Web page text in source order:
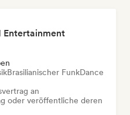
Entertainment
Brasilianischer FunkDance
an
oder veröffentliche deren